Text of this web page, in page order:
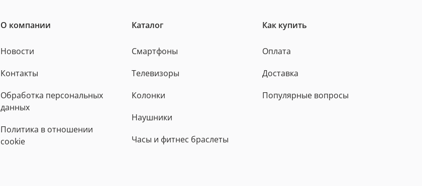
О компании
Новости
Контакты
Обработка персональных
данных
Политика в отношении
cookie
Каталог
Смартфоны
Телевизоры
Колонки
Наушники
Часы и фитнес браслеты
Как купить
Оплата
Доставка
Популярные вопросы